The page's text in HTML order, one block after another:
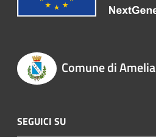
Comune di Amelia
SEGUICI SU